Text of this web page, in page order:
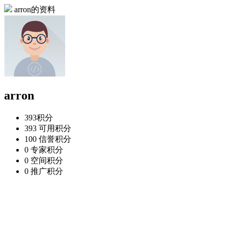
arron的资料
arron
393积分
393 可用积分
100 信誉积分
0 专家积分
0 空间积分
0 推广积分